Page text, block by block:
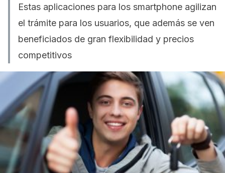
Estas aplicaciones para los smartphone agilizan
el trámite para los usuarios, que además se ven
beneficiados de gran flexibilidad y precios
competitivos